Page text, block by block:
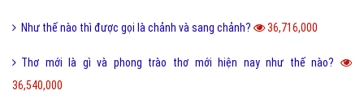
Như thế nào thì được gọi là chảnh và sang chảnh? 36,716,000
Thơ mới là gì và phong trào thơ mới hiện nay như thế nào?
36,540,000